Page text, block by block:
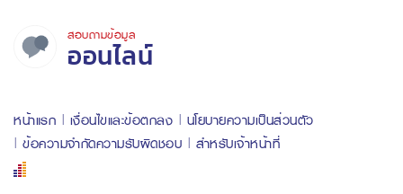
สอบถามข้อมูล
ออนไลน์
หน้าแรก เงื่อนไขและข้อตกลง
นโยบายความเป็นส่วนตัว
ข้อความจำกัดความรับผิดชอบ
สำหรับเจ้าหน้าที่